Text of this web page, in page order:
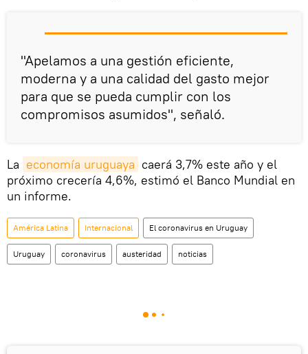
"Apelamos a una gestión eficiente,
moderna y a una calidad del gasto mejor
para que se pueda cumplir con los
compromisos asumidos", señaló.
La economía uruguaya caerá 3,7% este año y el
próximo crecería 4,6%, estimó el Banco Mundial en
un informe.
América Latina Internacional El coronavirus en Uruguay
Uruguay coronavirus austeridad noticias